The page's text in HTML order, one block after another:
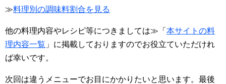
≫料理別の調味料割合を見る
他の料理内容やレシピ等につきましては≫「 本サイトの料
理内容一覧 」に掲載しておりますのでお役立ていただけれ
ば幸いです。
次回は違うメニューでお目にかかりたいと思います。最後